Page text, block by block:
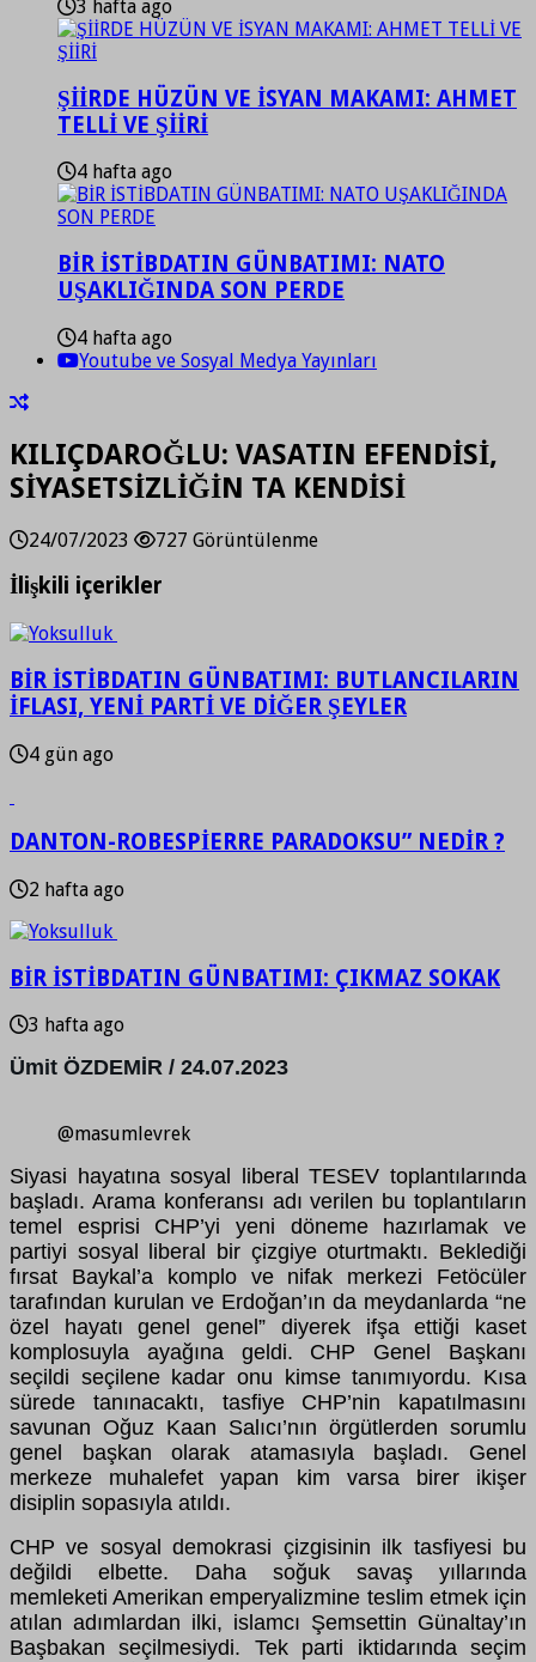
3 hafta ago
ŞİİRDE HÜZÜN VE İSYAN MAKAMI: AHMET
TELLİ VE ŞİİRİ
4 hafta ago
BİR İSTİBDATIN GÜNBATIMI: NATO
UŞAKLIĞINDA SON PERDE
4 hafta ago
Youtube ve Sosyal Medya Yayınları
KILIÇDAROĞLU: VASATIN EFENDİSİ,
SİYASETSİZLİĞİN TA KENDİSİ
24/07/2023 727 Görüntülenme
İlişkili içerikler
BİR İSTİBDATIN GÜNBATIMI: BUTLANCILARIN
İFLASI, YENİ PARTİ VE DİĞER ŞEYLER
4 gün ago
DANTON-ROBESPİERRE PARADOKSU” NEDİR ?
2 hafta ago
BİR İSTİBDATIN GÜNBATIMI: ÇIKMAZ SOKAK
3 hafta ago
Ümit ÖZDEMİR / 24.07.2023
@masumlevrek
Siyasi hayatına sosyal liberal TESEV toplantılarında
başladı. Arama konferansı adı verilen bu toplantıların
temel esprisi CHP’yi yeni döneme hazırlamak ve
partiyi sosyal liberal bir çizgiye oturtmaktı. Beklediği
fırsat Baykal’a komplo ve nifak merkezi Fetöcüler
tarafından kurulan ve Erdoğan’ın da meydanlarda “ne
özel hayatı genel genel” diyerek ifşa ettiği kaset
komplosuyla ayağına geldi. CHP Genel Başkanı
seçildi seçilene kadar onu kimse tanımıyordu. Kısa
sürede tanınacaktı, tasfiye CHP’nin kapatılmasını
savunan Oğuz Kaan Salıcı’nın örgütlerden sorumlu
genel başkan olarak atamasıyla başladı. Genel
merkeze muhalefet yapan kim varsa birer ikişer
disiplin sopasıyla atıldı.
CHP ve sosyal demokrasi çizgisinin ilk tasfiyesi bu
değildi elbette. Daha soğuk savaş yıllarında
memleketi Amerikan emperyalizmine teslim etmek için
atılan adımlardan ilki, islamcı Şemsettin Günaltay’ın
Başbakan seçilmesiydi. Tek parti iktidarında seçim